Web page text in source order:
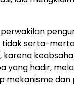
tidak serta-
karena
yang hadir,
mekanisme